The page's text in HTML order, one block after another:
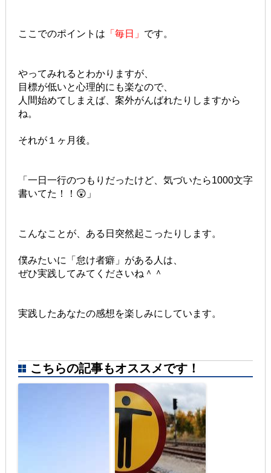
ここでのポイントは 「毎日」 です。
やってみれるとわかりますが、
目標が低いと心理的にも楽なので、
人間始めてしまえば、案外がんばれたりしますから
ね。
それが１ヶ月後。
「一日一行のつもりだったけど、気づいたら1000文字
書いてた！！😲」
こんなことが、ある日突然起こったりします。
僕みたいに「怠け者癖」がある人は、
ぜひ実践してみてくださいね＾＾
実践したあなたの感想を楽しみにしています。
こちらの記事もオススメです！